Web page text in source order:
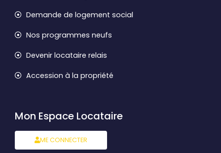
Demande de logement social
Nos programmes neufs
Devenir locataire relais
Accession à la propriété
Mon Espace Locataire
ME CONNECTER